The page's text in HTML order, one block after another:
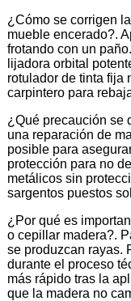
¿Cómo se corrigen
mueble encerado?.
frotando con un
lijadora orbital
rotulador de tinta fija
carpintero para
¿Qué precaución se
una reparación de
posible para
protección para no
metálicos sin
sargentos puestos
¿Por qué es
o cepillar madera?.
se produzcan rayas.
durante el proceso
más rápido tras la
que la madera no